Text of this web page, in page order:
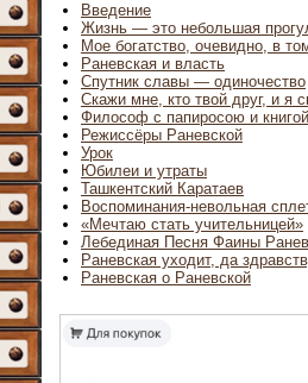
Введение
Жизнь — это небольшая
Мое богатство, очевидно, в
Раневская и власть
Спутник славы — одиночество
Скажи мне, кто твой друг, и я
Философ с папиросою и книгой
Режиссёры Раневской
Урок
Юбилеи и утраты
Ташкентский Каратаев
Воспоминания-невольная
«Мечтаю стать учительницей»
Лебединая Песня Фаины
Раневская уходит, да
Раневская о Раневской